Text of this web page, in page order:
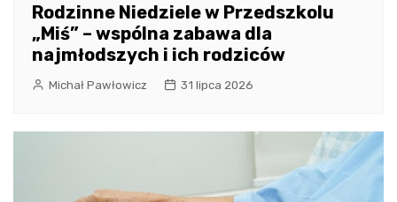
Rodzinne Niedziele w Przedszkolu
„Miś” – wspólna zabawa dla
najmłodszych i ich rodziców
Michał Pawłowicz 31 lipca 2026